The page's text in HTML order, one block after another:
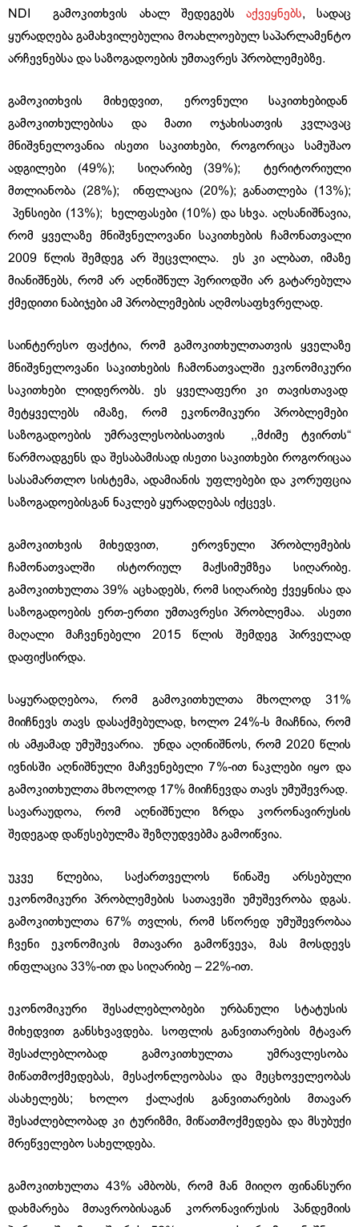
NDI გამოკითხვის ახალ შედეგებს აქვეყნებს, სადაც
ყურადღება გამახვილებულია მოახლოებულ საპარლამენტო
არჩევნებსა და საზოგადოების უმთავრეს პრობლემებზე.
გამოკითხვის მიხედვით, ეროვნული საკითხებიდან
გამოკითხულებისა და მათი ოჯახისათვის კვლავაც
მნიშვნელოვანია ისეთი საკითხები, როგორიცა სამუშაო
ადგილები (49%); სიღარიბე (39%); ტერიტორიული
მთლიანობა (28%); ინფლაცია (20%); განათლება (13%);
პენსიები (13%); ხელფასები (10%) და სხვა. აღსანიშნავია,
რომ ყველაზე მნიშვნელოვანი საკითხების ჩამონათვალი
2009 წლის შემდეგ არ შეცვლილა. ეს კი ალბათ, იმაზე
მიანიშნებს, რომ არ აღნიშნულ პერიოდში არ გატარებულა
ქმედითი ნაბიჯები ამ პრობლემების აღმოსაფხვრელად.
საინტერესო ფაქტია, რომ გამოკითხულთათვის ყველაზე
მნიშვნელოვანი საკითხების ჩამონათვალში ეკონომიკური
საკითხები ლიდერობს. ეს ყველაფერი კი თავისთავად
მეტყველებს იმაზე, რომ ეკონომიკური პრობლემები
საზოგადოების უმრავლესობისათვის ,,მძიმე ტვირთს“
წარმოადგენს და შესაბამისად ისეთი საკითხები როგორიცაა
სასამართლო სისტემა, ადამიანის უფლებები და კორუფცია
საზოგადოებისგან ნაკლებ ყურადღებას იქცევს.
გამოკითხვის მიხედვით, ეროვნული პრობლემების
ჩამონათვალში ისტორიულ მაქსიმუმზეა სიღარიბე.
გამოკითხულთა 39% აცხადებს, რომ სიღარიბე ქვეყნისა და
საზოგადოების ერთ-ერთი უმთავრესი პრობლემაა. ასეთი
მაღალი მაჩვენებელი 2015 წლის შემდეგ პირველად
დაფიქსირდა.
საყურადღებოა, რომ გამოკითხულთა მხოლოდ 31%
მიიჩნევს თავს დასაქმებულად, ხოლო 24%-ს მიაჩნია, რომ
ის ამჟამად უმუშევარია. უნდა აღინიშნოს, რომ 2020 წლის
ივნისში აღნიშნული მაჩვენებელი 7%-ით ნაკლები იყო და
გამოკითხულთა მხოლოდ 17% მიიჩნევდა თავს უმუშევრად.
სავარაუდოა, რომ აღნიშნული ზრდა კორონავირუსის
შედეგად დაწესებულმა შეზღუდვებმა გამოიწვია.
უკვე წლებია, საქართველოს წინაშე არსებული
ეკონომიკური პრობლემების სათავეში უმუშევრობა დგას.
გამოკითხულთა 67% თვლის, რომ სწორედ უმუშევრობაა
ჩვენი ეკონომიკის მთავარი გამოწვევა, მას მოსდევს
ინფლაცია 33%-ით და სიღარიბე – 22%-ით.
ეკონომიკური შესაძლებლობები ურბანული სტატუსის
მიხედვით განსხვავდება. სოფლის განვითარების მტავარ
შესაძლებლობად გამოკითხულთა უმრავლესობა
მიწათმოქმედებას, მესაქონლეობასა და მეცხოველეობას
ასახელებს; ხოლო ქალაქის განვითარების მთავარ
შესაძლებლობად კი ტურიზმი, მიწათმოქმედება და მსუბუქი
მრეწველებო სახელდება.
გამოკითხულთა 43% ამბობს, რომ მან მიიღო ფინანსური
დახმარება მთავრობისაგან კორონავირუსის პანდემიის